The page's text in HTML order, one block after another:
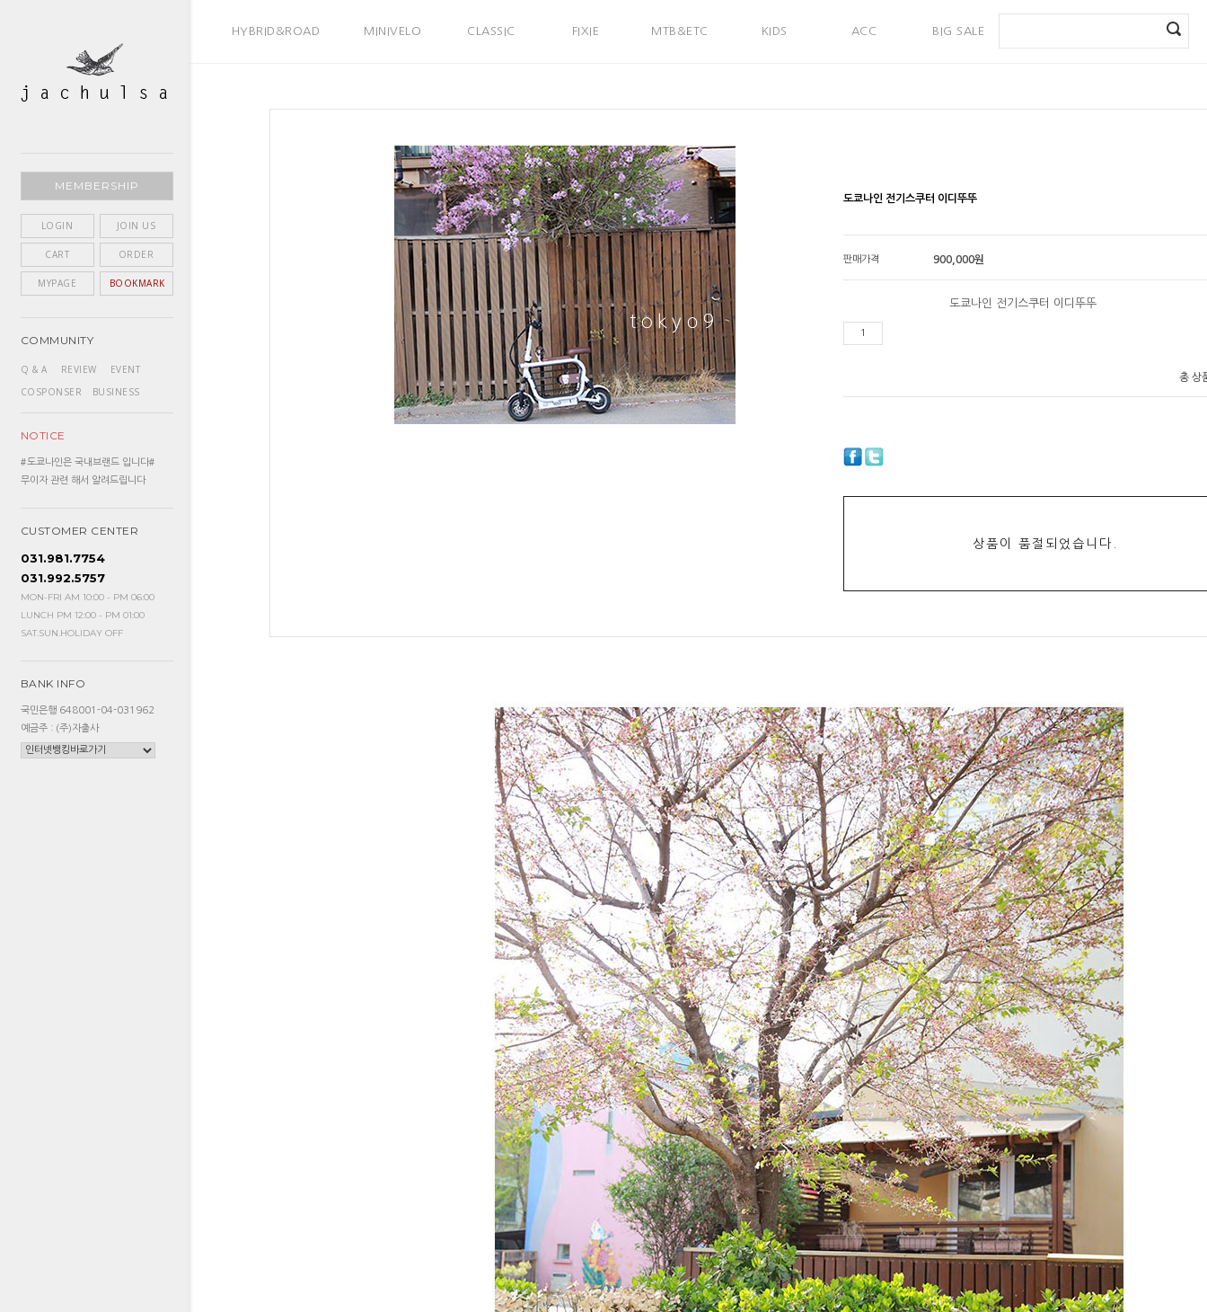
HYBRID&ROAD MINIVELO CLASSIC FIXIE MTB&ETC KIDS ACC BIG SALE
MEMBERSHIP
LOGIN JOIN US
CART ORDER
MYPAGE BOOKMARK
COMMUNITY
Q & A REVIEW
EVENT
COSPONSER
BUSINESS
NOTICE
#도쿄나인은 국내브랜드 입니다#
무이자 관련 해서 알려드립니다
CUSTOMER CENTER
031.981.7754
031.992.5757
MON-FRI AM 10:00 - PM 06:00
LUNCH PM 12:00 - PM 01:00
SAT.SUN.HOLIDAY OFF
BANK INFO
국민은행 648001-04-031962
예금주 : (주)자출사
도쿄나인 전기스쿠터 이디뚜뚜
판매가격 900,000원
도쿄나인 전기스쿠터 이디뚜뚜
총 상
상품이 품절되었습니다.